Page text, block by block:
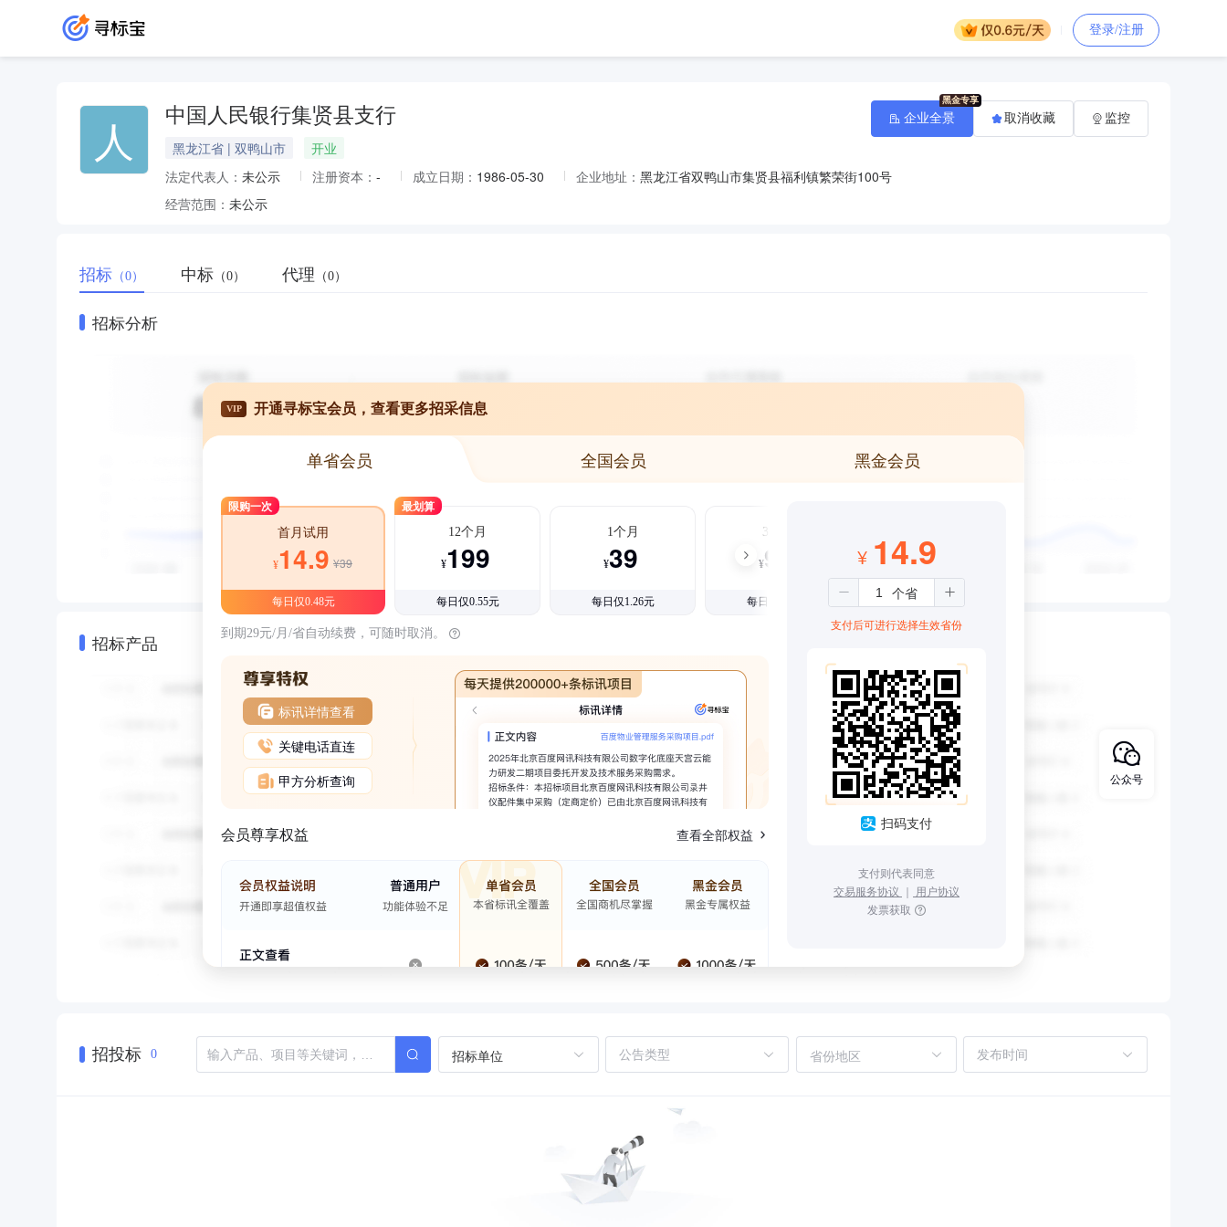
登录/注册
人 中国人民银行集贤县支行
黑龙江省 | 双鸭山市
开业
法定代表人： 未公示 注册资本： - 成立日期： 1986-05-30 企业地址： 黑龙江省双鸭山市集贤县福利镇繁荣街100号
经营范围： 未公示
企业全景 取消收藏 监控
招标 （0） 中标 （0） 代理 （0）
招标分析
招标产品
VIP 开通寻标宝会员，查看更多招采信息
单省会员 全国会员 黑金会员
限购一次
首月试用
¥14.9 ¥39
每日仅0.48元
最划算
12个月
¥199
每日仅0.55元
1个月
¥39
每日仅1.26元
3个月
¥99
每日仅1.08元
到期29元/月/省自动续费，可随时取消。
标讯详情查看
关键电话直连
甲方分析查询
会员尊享权益 查看全部权益
¥ 14.9
支付后可进行选择生效省份
扫码支付
支付则代表同意
交易服务协议 ｜ 用户协议
发票获取
招投标 0 招标单位 省份地区
公众号